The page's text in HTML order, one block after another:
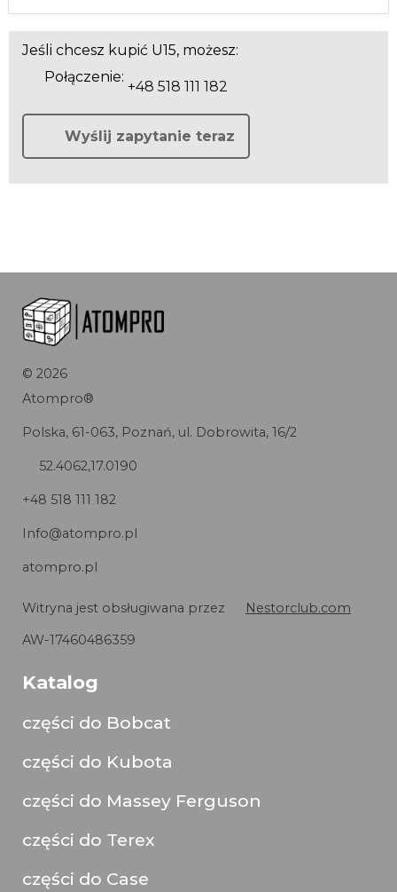
Jeśli chcesz kupić U15, możesz:
Połączenie:
+48 518 111 182
Wyślij zapytanie teraz
© 2026
Atompro®
Polska, 61-063, Poznań, ul. Dobrowita, 16/2
52.4062,17.0190
+48 518 111 182
Info@atompro.pl
atompro.pl
Witryna jest obsługiwana przez
Nestorclub.com
AW-17460486359
Katalog
części do Bobcat
części do Kubota
części do Massey Ferguson
części do Terex
części do Case